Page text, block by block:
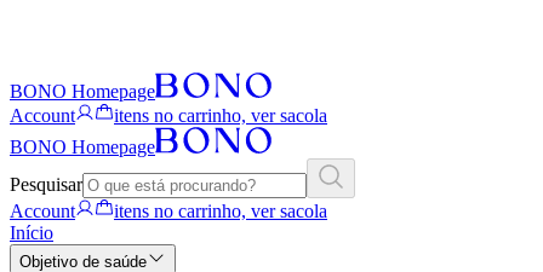
BONO Homepage
Account
itens no carrinho, ver sacola
BONO Homepage
Pesquisar
Account
itens no carrinho, ver sacola
Início
Objetivo de saúde